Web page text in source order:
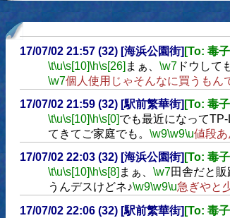
17/07/02 21:57 (32) [海浜公園街] [To: 毒
\t\u\s[10]\h\s[26] まぁ、 \w7ドウして
\w7個人使用じゃそんなに買うもん
17/07/02 21:59 (32) [駅前繁華街] [To: 毒
\t\u\s[10]\h\s[0]でも最近になって
てきてご家庭でも。 \w9\w9\u値段あ
17/07/02 22:03 (32) [海浜公園街] [To: 毒
\t\u\s[10]\h\s[8] まぁ、 \w7田舎だと販
うんデスけどネ♪\w9\w9\u急ぎやと
17/07/02 22:06 (32) [駅前繁華街] [To: 毒